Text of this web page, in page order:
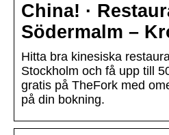
China! ·
Södermalm –
Hitta bra kinesiska
Stockholm och få upp till
gratis på TheFork med
på din bokning.